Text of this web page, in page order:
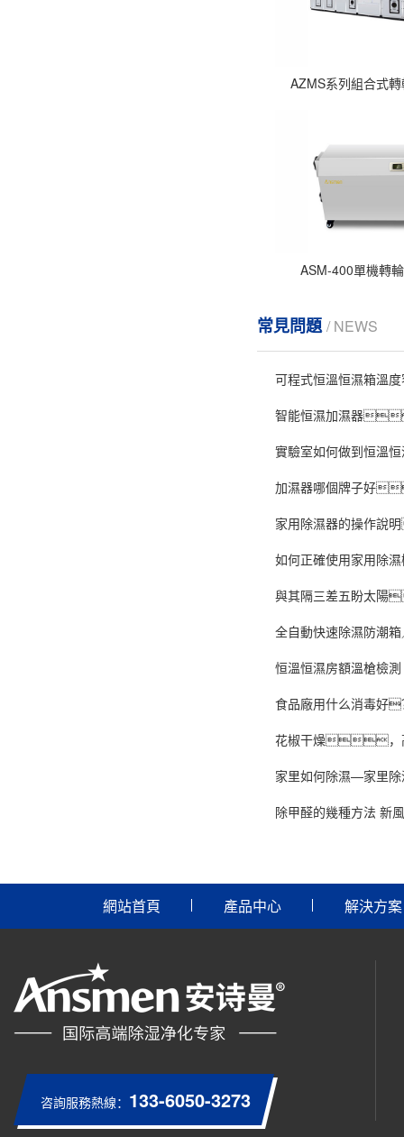
AZMS系列組合式
ASM-400單機轉
常見問題/ NEWS
可程式恒溫恒濕箱溫
智能恒濕加濕器
實驗室如何做到恒溫
加濕器哪個牌子好
家用除濕器的操作
如何正確使用家用除
與其隔三差五盼太陽
全自動快速除濕防潮
恒溫恒濕房額溫槍檢測
食品廠用什么消毒好
花椒干燥，
家里如何除濕—家里除
除甲醛的幾種方法
網站首頁 產品中心 解決方案
咨詢服務熱線： 133-6050-3273